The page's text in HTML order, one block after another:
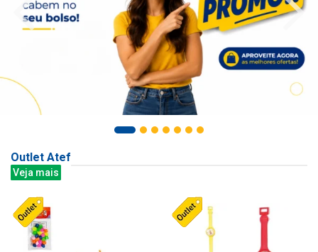
Outlet Atef
Veja mais